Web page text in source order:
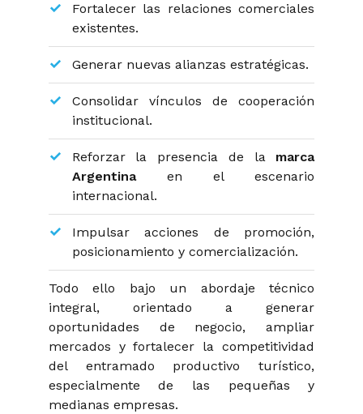
Fortalecer las relaciones comerciales
existentes.
Generar nuevas alianzas estratégicas.
Consolidar vínculos de cooperación
institucional.
Reforzar la presencia de la marca
Argentinaen el escenario
internacional.
Impulsar acciones de promoción,
posicionamiento y comercialización.
Todo ello bajo un abordaje técnico
integral, orientado a generar
oportunidades de negocio, ampliar
mercados y fortalecer la competitividad
del entramado productivo turístico,
especialmente de las pequeñas y
medianas empresas.